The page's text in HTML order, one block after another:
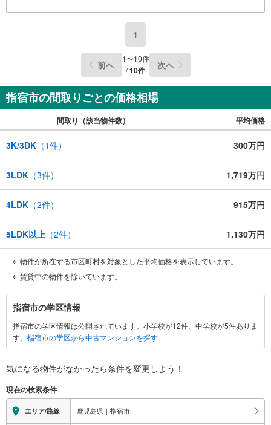
1
前へ 1〜10件
/10件 次へ
指宿市の間取りごとの価格相場
間取り（該当物件数） 平均価格
3K/3DK （1件） 300万円
3LDK （3件） 1,719万円
4LDK （2件） 915万円
5LDK以上 （2件） 1,130万円
物件が所在する市区町村を対象とした平均価格を表示しています。
賃貸中の物件を除いています。
指
宿
市
に
す
情
報
指宿市の学区情報
指宿市の学区情報は公開されています。小学校が12件、中学校が5件ありま
す。 指宿市の学区から中古マンションを探す
気になる物件がなかったら条件を変更しよう！
現在の検索条件
エリア/路線 鹿児島県｜指宿市